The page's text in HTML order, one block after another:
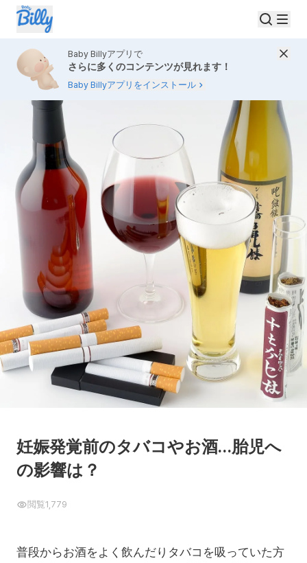
Baby Billyアプリで
さらに多くのコンテンツが見れます！
Baby Billyアプリをインストール
妊娠発覚前のタバコやお酒…胎児へ
の影響は？
閲覧1,779
普段からお酒をよく飲んだりタバコを吸っていた方